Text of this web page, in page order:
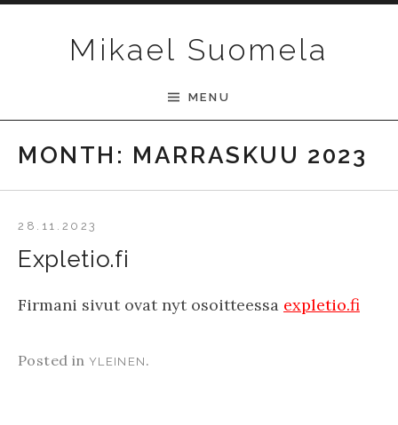
Mikael Suomela
MENU
MONTH: MARRASKUU 2023
Expletio.fi
28.11.2023
Firmani sivut ovat nyt osoitteessa expletio.fi
Posted in YLEINEN .